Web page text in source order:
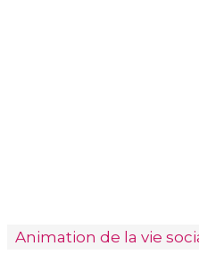
Animation de la vie